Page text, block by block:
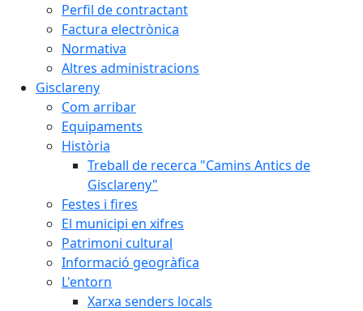
Perfil de contractant
Factura electrònica
Normativa
Altres administracions
Gisclareny
Com arribar
Equipaments
Història
Treball de recerca "Camins Antics de
Gisclareny"
Festes i fires
El municipi en xifres
Patrimoni cultural
Informació geogràfica
L'entorn
Xarxa senders locals